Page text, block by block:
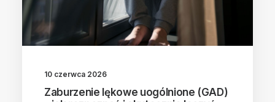
10 czerwca 2026
Zaburzenie lękowe uogólnione (GAD)